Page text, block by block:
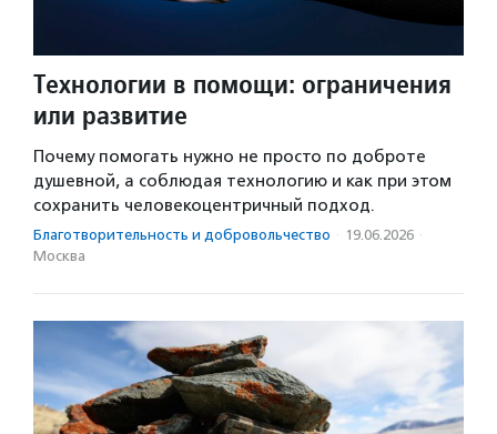
Технологии в помощи: ограничения
или развитие
Почему помогать нужно не просто по доброте
душевной, а соблюдая технологию и как при этом
сохранить человекоцентричный подход.
Благотвори­тель­ность и доброволь­чест­во · 19.06.2026 ·
Москва